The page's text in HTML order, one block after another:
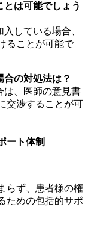
は可能でしょう
している場合、
ることが可能で
の対処法は？
は、医師の意見書
交渉することが可
ート体制
らず、患者様の権
ための包括的サポ